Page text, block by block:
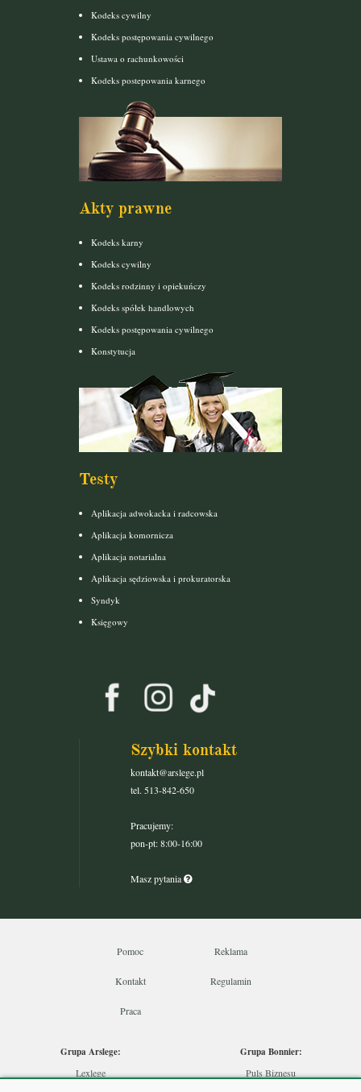
Kodeks cywilny
Kodeks postępowania cywilnego
Ustawa o rachunkowości
Kodeks postepowania karnego
Akty prawne
Kodeks karny
Kodeks cywilny
Kodeks rodzinny i opiekuńczy
Kodeks spółek handlowych
Kodeks postępowania cywilnego
Konstytucja
Testy
Aplikacja adwokacka i radcowska
Aplikacja komornicza
Aplikacja notarialna
Aplikacja sędziowska i prokuratorska
Syndyk
Księgowy
Szybki kontakt
kontakt@arslege.pl
tel. 513-842-650
Pracujemy:
pon-pt: 8:00-16:00
Masz pytania
Pomoc Reklama
Kontakt Regulamin
Praca
Grupa Arslege:
Lexlege
Grupa Bonnier:
Puls Biznesu